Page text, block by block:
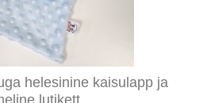
helesinine kaisulapp ja
lutikett